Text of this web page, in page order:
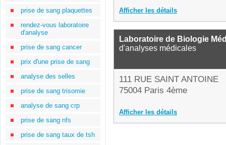
prise de sang plaquettes
rendez-vous laboratoire
d'analyse
prise de sang cancer
prix d'une prise de sang
analyse des selles
prise de sang trisomie
analyse de sang crp
prise de sang nfs
prise de sang taux de tsh
Afficher les détails
Laboratoire de Biologie
d'analyses médicales
111 RUE SAINT ANTOINE
75004 Paris 4ème
Afficher les détails